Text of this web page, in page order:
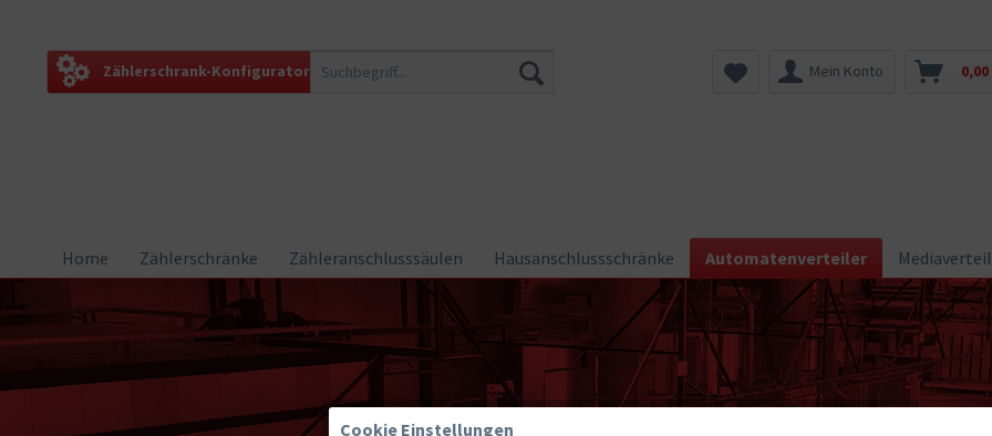
Zählerschrank-Konfigurator Mein Konto
Home Zählerschränke Zähleranschlusssäulen Hausanschlussschränke Automatenverteiler
Cookie Einstellungen